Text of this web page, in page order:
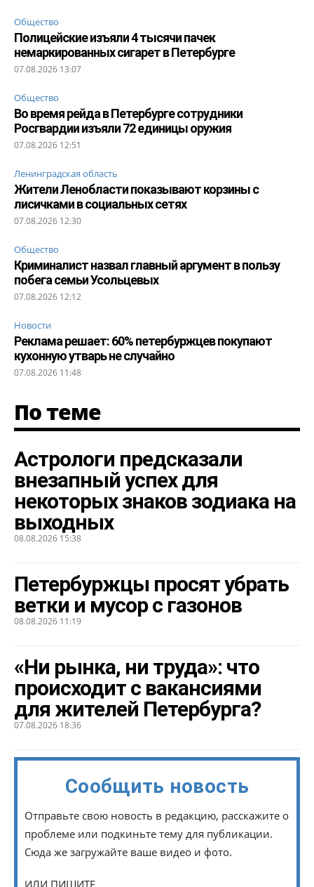
Общество
Полицейские изъяли 4 тысячи пачек
немаркированных сигарет в Петербурге
07.08.2026 13:07
Общество
Во время рейда в Петербурге сотрудники
Росгвардии изъяли 72 единицы оружия
07.08.2026 12:51
Ленинградская область
Жители Ленобласти показывают корзины с
лисичками в социальных сетях
07.08.2026 12:30
Общество
Криминалист назвал главный аргумент в пользу
побега семьи Усольцевых
07.08.2026 12:12
Новости
Реклама решает: 60% петербуржцев покупают
кухонную утварь не случайно
07.08.2026 11:48
По теме
Астрологи предсказали
внезапный успех для
некоторых знаков зодиака на
выходных
08.08.2026 15:38
Петербуржцы просят убрать
ветки и мусор с газонов
08.08.2026 11:19
«Ни рынка, ни труда»: что
происходит с вакансиями
для жителей Петербурга?
07.08.2026 18:36
Сообщить новость
Отправьте свою новость в редакцию, расскажите о
проблеме или подкиньте тему для публикации.
Сюда же загружайте ваше видео и фото.
ИЛИ ПИШИТЕ